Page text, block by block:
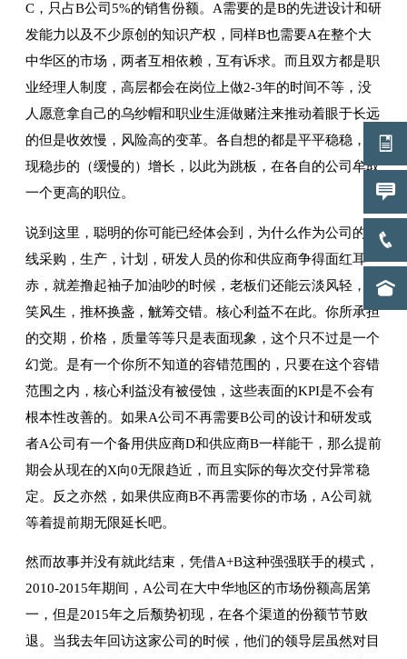
C，只占B公司5%的销售份额。A需要的是B的先进设计和研
发能力以及不少原创的知识产权，同样B也需要A在整个大
中华区的市场，两者互相依赖，互有诉求。而且双方都是职
业经理人制度，高层都会在岗位上做2-3年的时间不等，没
人愿意拿自己的乌纱帽和职业生涯做赌注来推动着眼于长远
的但是收效慢，风险高的变革。各自想的都是平平稳稳，实
现稳步的（缓慢的）增长，以此为跳板，在各自的公司牟取
一个更高的职位。
说到这里，聪明的你可能已经体会到，为什么作为公司的一
线采购，生产，计划，研发人员的你和供应商争得面红耳
赤，就差撸起袖子加油吵的时候，老板们还能云淡风轻，谈
笑风生，推杯换盏，觥筹交错。核心利益不在此。你所承担
的交期，价格，质量等等只是表面现象，这个只不过是一个
幻觉。是有一个你所不知道的容错范围的，只要在这个容错
范围之内，核心利益没有被侵蚀，这些表面的KPI是不会有
根本性改善的。如果A公司不再需要B公司的设计和研发或
者A公司有一个备用供应商D和供应商B一样能干，那么提前
期会从现在的X向0无限趋近，而且实际的每次交付异常稳
定。反之亦然，如果供应商B不再需要你的市场，A公司就
等着提前期无限延长吧。
然而故事并没有就此结束，凭借A+B这种强强联手的模式，
2010-2015年期间，A公司在大中华地区的市场份额高居第
一，但是2015年之后颓势初现，在各个渠道的份额节节败
退。当我去年回访这家公司的时候，他们的领导层虽然对目